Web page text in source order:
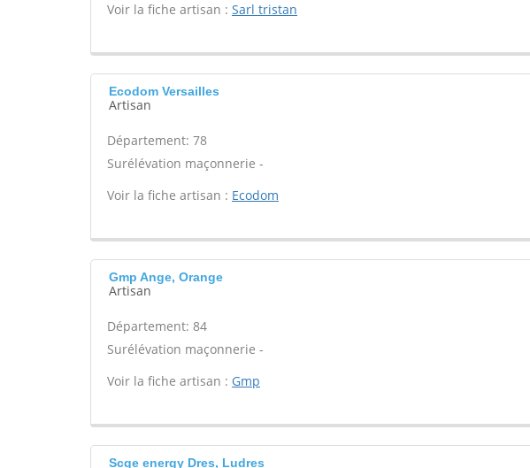
Voir la fiche artisan : Sarl tristan
Ecodom Versailles
Artisan
Département: 78
Surélévation maçonnerie -
Voir la fiche artisan : Ecodom
Gmp Ange, Orange
Artisan
Département: 84
Surélévation maçonnerie -
Voir la fiche artisan : Gmp
Scge energy Dres, Ludres